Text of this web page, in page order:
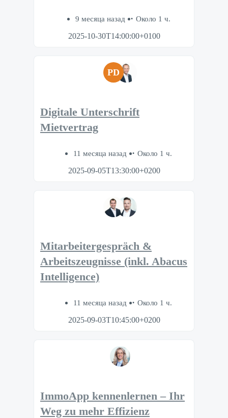
9 месяца назад
Около 1 ч.
2025-10-30T14:00:00+0100
PD
Digitale Unterschrift
Mietvertrag
11 месяца назад
Около 1 ч.
2025-09-05T13:30:00+0200
Mitarbeitergespräch &
Arbeitszeugnisse (inkl. Abacus
Intelligence)
11 месяца назад
Около 1 ч.
2025-09-03T10:45:00+0200
ImmoApp kennenlernen – Ihr
Weg zu mehr Effizienz